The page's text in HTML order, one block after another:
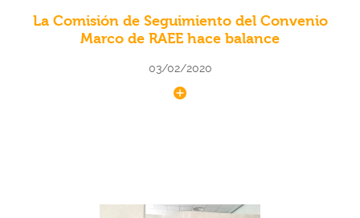
La Comisión de Seguimiento del Convenio
Marco de RAEE hace balance
03/02/2020